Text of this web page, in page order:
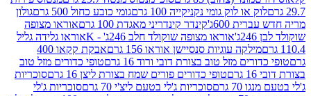
או לוק גומי נקניקייה 100 גרם
גומי כובע כחול 500 גרם
גולון
600ג'
קינדר קינדריני מאגדת 100 גרם
אוראו מצופה
אוראו מצופה שוקולד חלב 246ג' - K
אוראו גלידה גליל
מילקה עוגיות סנסיישן אוראו 156 גרם
אבקת קקאו 400
מזל טוב בצורת דובי ורוד 16 גרם
טופי כדורים מזל טוב
טופי כדורים פורים שמח בצורת ליצן 16 גרם
סוכריות
גרם
סוכריות ג'לי בטעם ליצ'י 70 גרם
סוכריות ג'לי